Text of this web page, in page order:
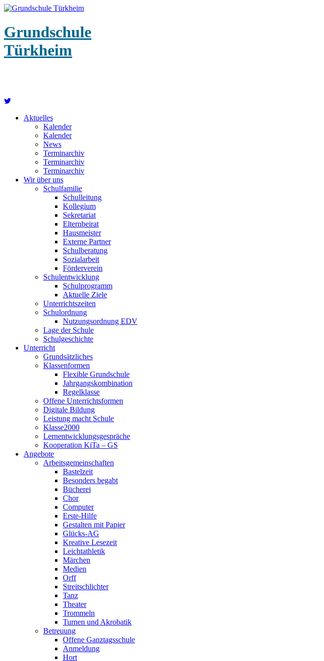
Grundschule
Türkheim
Aktuelles
Kalender
Kalender
News
Terminarchiv
Terminarchiv
Terminarchiv
Wir über uns
Schulfamilie
Schulleitung
Kollegium
Sekretariat
Elternbeirat
Hausmeister
Externe Partner
Schulberatung
Sozialarbeit
Förderverein
Schulentwicklung
Schulprogramm
Aktuelle Ziele
Unterrichtszeiten
Schulordnung
Nutzungsordnung EDV
Lage der Schule
Schulgeschichte
Unterricht
Grundsätzliches
Klassenformen
Flexible Grundschule
Jahrgangskombination
Regelklasse
Offene Unterrichtsformen
Digitale Bildung
Leistung macht Schule
Klasse2000
Lernentwicklungsgespräche
Kooperation KiTa – GS
Angebote
Arbeitsgemeinschaften
Bastelzeit
Besonders begabt
Bücherei
Chor
Computer
Erste-Hilfe
Gestalten mit Papier
Glücks-AG
Kreative Lesezeit
Leichtathletik
Märchen
Medien
Orff
Streitschlichter
Tanz
Theater
Trommeln
Turnen und Akrobatik
Betreuung
Offene Ganztagsschule
Anmeldung
Hort